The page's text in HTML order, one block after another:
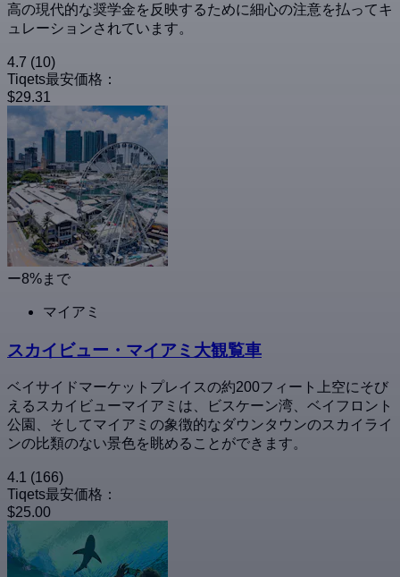
高の現代的な奨学金を反映するために細心の注意を払ってキ
ュレーションされています。
4.7 (10)
Tiqets最安価格：
$29.31
ー8%まで
マイアミ
スカイビュー・マイアミ大観覧車
ベイサイドマーケットプレイスの約200フィート上空にそび
えるスカイビューマイアミは、ビスケーン湾、ベイフロント
公園、そしてマイアミの象徴的なダウンタウンのスカイライ
ンの比類のない景色を眺めることができます。
4.1 (166)
Tiqets最安価格：
$25.00